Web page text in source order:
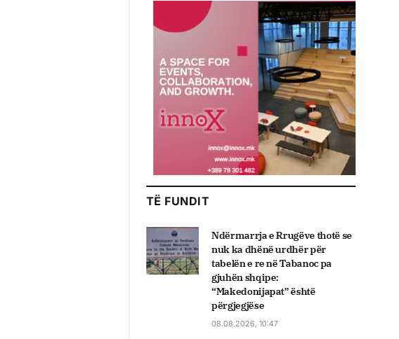
TË FUNDIT
Ndërmarrja e Rrugëve thotë se
nuk ka dhënë urdhër për
tabelën e re në Tabanoc pa
gjuhën shqipe:
“Makedonijapat” është
përgjegjëse
08.08.2026, 10:47